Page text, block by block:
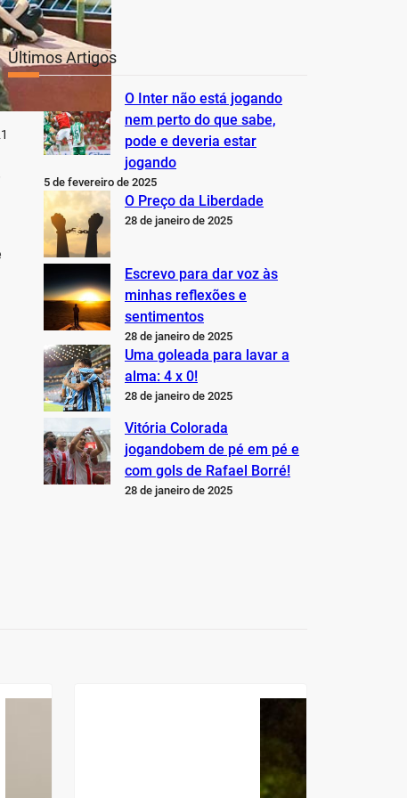
Últimos Artigos
O Inter não está jogando
nem perto do que sabe,
pode e deveria estar
jogando
5 de fevereiro de 2025
O Preço da Liberdade
28 de janeiro de 2025
Escrevo para dar voz às
minhas reflexões e
sentimentos
28 de janeiro de 2025
Uma goleada para lavar a
alma: 4 x 0!
28 de janeiro de 2025
Vitória Colorada
jogandobem de pé em pé e
com gols de Rafael Borré!
28 de janeiro de 2025